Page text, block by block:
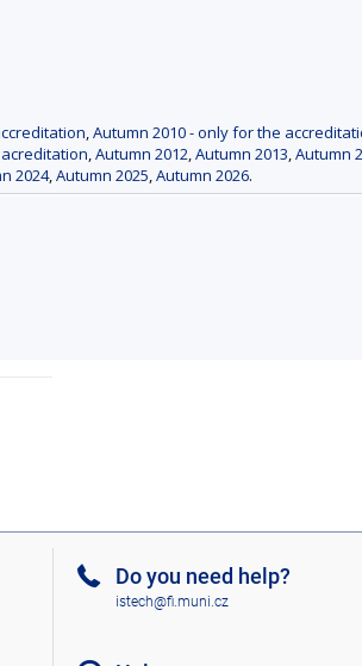
,Autumn 2010 - only for the
,Autumn 2012,Autumn 2013,Autumn
2024,Autumn 2025,Autumn 2026.
Do you need help?
istech@fi.muni.cz